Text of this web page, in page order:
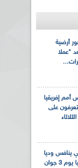
أرضية
"عملا
إفريقيا
يتعرفون على
ينافس وديا
منتخب موريتانيا يوم 3 جوان